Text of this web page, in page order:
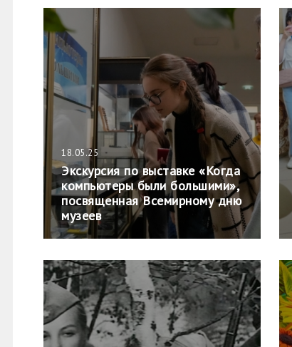
18.05.25
Экскурсия по выставке «Когда
компьютеры были большими»,
посвященная Всемирному дню
музеев